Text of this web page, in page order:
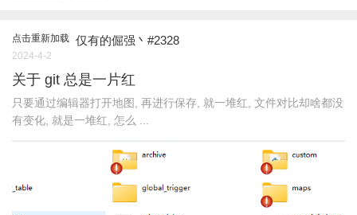
点击重新加载 仅有的倔强丶#2328
2024-4-2
关于 git 总是一片红
只要通过编辑器打开地图, 再进行保存, 就一堆红, 文件对比却啥都没
有变化, 就是一堆红, 怎么 ...